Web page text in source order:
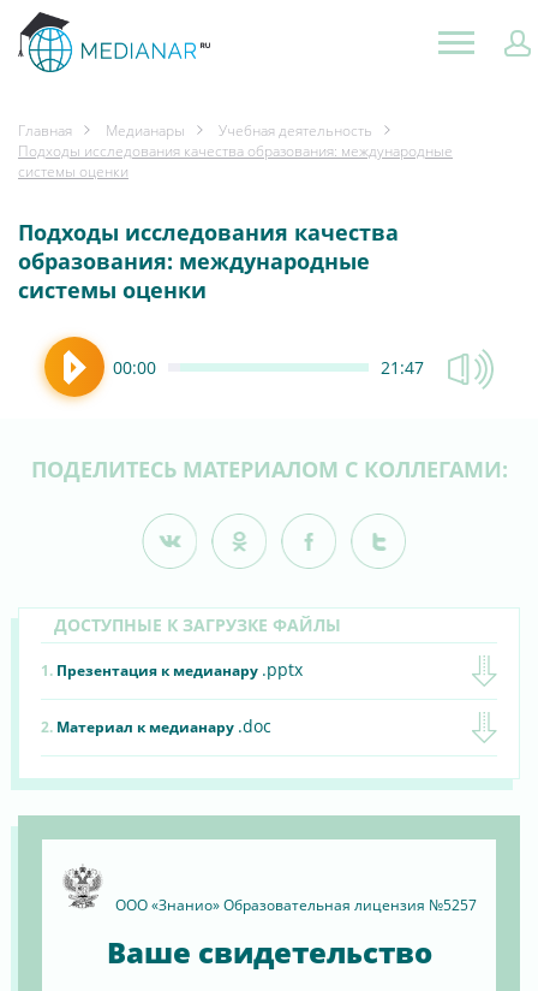
Главная Медианары
Учебная деятельность
Подходы исследования качества образования: международные
системы оценки
Подходы исследования качества
образования: международные
системы оценки
00:00 21:47
ПОДЕЛИТЕСЬ МАТЕРИАЛОМ С КОЛЛЕГАМИ:
ДОСТУПНЫЕ К ЗАГРУЗКЕ ФАЙЛЫ
1. Презентация к медианару .pptx
2. Материал к медианару .doc
ООО «Знанио» Образовательная лицензия №5257
Ваше свидетельство